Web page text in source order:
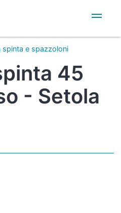
spinta e spazzoloni
45
- Setola